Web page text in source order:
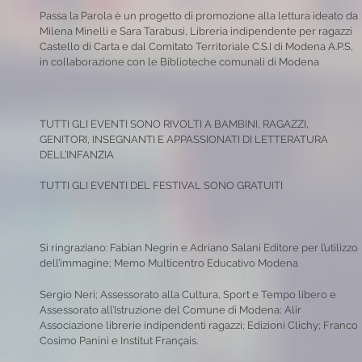
Passa la Parola è un progetto di promozione alla lettura ideato da
Milena Minelli e Sara Tarabusi, Libreria indipendente per ragazzi
Castello di Carta e dal Comitato Territoriale C.S.I di Modena A.P.S,
in collaborazione con le Biblioteche comunali di Modena
TUTTI GLI EVENTI SONO RIVOLTI A BAMBINI, RAGAZZI,
GENITORI, INSEGNANTI E APPASSIONATI DI LETTERATURA
DELL’INFANZIA
TUTTI GLI EVENTI DEL FESTIVAL SONO GRATUITI
Si ringraziano: Fabian Negrin e Adriano Salani Editore per l’utilizzo
dell’immagine; Memo Multicentro Educativo Modena
Sergio Neri; Assessorato alla Cultura, Sport e Tempo libero e
Assessorato all’Istruzione del Comune di Modena; Alir
Associazione librerie indipendenti ragazzi; Edizioni Clichy; Franco
Cosimo Panini e Institut Français.